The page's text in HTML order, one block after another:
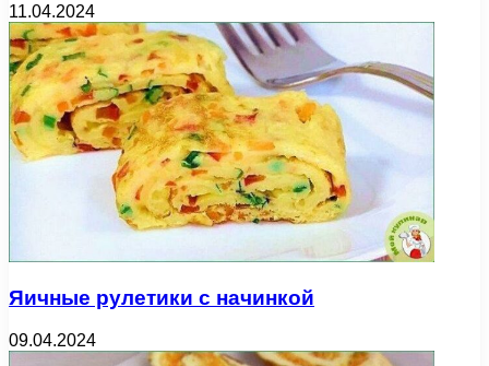
11.04.2024
Яичные рулетики с начинкой
09.04.2024